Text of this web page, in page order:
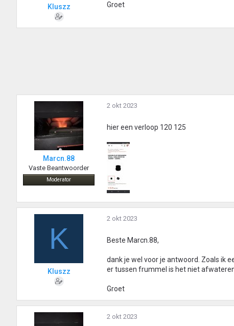
Kluszz
Groet
Marcn.88
Vaste Beantwoorder
Moderator
2 okt 2023
hier een verloop 120 125
K
Kluszz
2 okt 2023
Beste Marcn.88,
dank je wel voor je antwoord. Zoals ik
er tussen frummel is het niet
Groet
2 okt 2023